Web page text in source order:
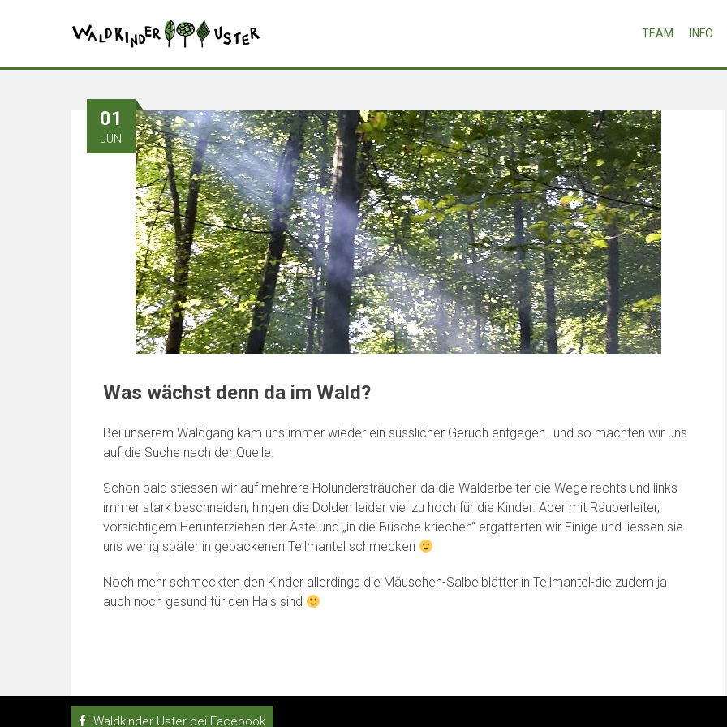
TEAM INFO
01
JUN
Was wächst denn da im Wald?
Bei unserem Waldgang kam uns immer wieder ein süsslicher Geruch entgegen…und so machten wir uns
auf die Suche nach der Quelle.
Schon bald stiessen wir auf mehrere Holundersträucher-da die Waldarbeiter die Wege rechts und links
immer stark beschneiden, hingen die Dolden leider viel zu hoch für die Kinder. Aber mit Räuberleiter,
vorsichtigem Herunterziehen der Äste und „in die Büsche kriechen“ ergatterten wir Einige und liessen sie
uns wenig später in gebackenen Teilmantel schmecken
Noch mehr schmeckten den Kinder allerdings die Mäuschen-Salbeiblätter in Teilmantel-die zudem ja
auch noch gesund für den Hals sind
Waldkinder Uster bei Facebook